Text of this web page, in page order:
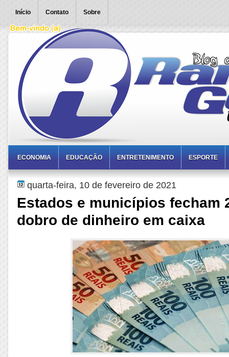
Início Contato Sobre
ECONOMIA EDUCAÇÃO ENTRETENIMENTO ESPORTE
quarta-feira, 10 de fevereiro de 2021
Estados e municípios fecham
dobro de dinheiro em caixa